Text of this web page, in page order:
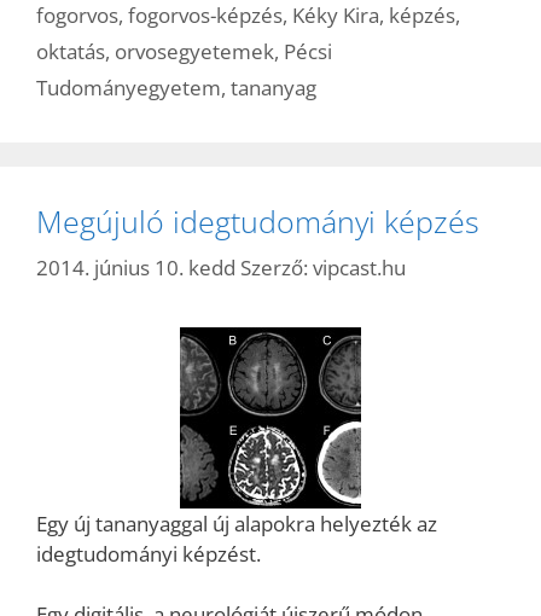
fogorvos, fogorvos-képzés, Kéky Kira, képzés,
oktatás, orvosegyetemek, Pécsi
Tudományegyetem, tananyag
Megújuló idegtudományi képzés
2014. június 10. kedd Szerző: vipcast.hu
Egy új tananyaggal új alapokra helyezték az
idegtudományi képzést.